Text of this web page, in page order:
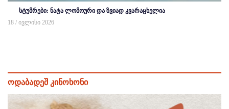
სტუმრები: ნატა ლომოური და ზვიად კვარაცხელია
18 / ივლისი 2026
ოდაბადეშ კინოხონი